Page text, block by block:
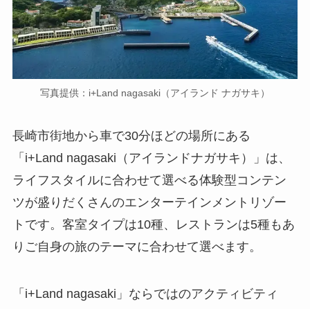
写真提供：i+Land nagasaki（アイランド ナガサキ）
長崎市街地から車で30分ほどの場所にある
「i+Land nagasaki（アイランドナガサキ）」は、
ライフスタイルに合わせて選べる体験型コンテン
ツが盛りだくさんのエンターテインメントリゾー
トです。客室タイプは10種、レストランは5種もあ
りご自身の旅のテーマに合わせて選べます。
「i+Land nagasaki」ならではのアクティビティ